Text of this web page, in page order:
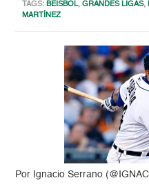
TAGS:BEISBOL,GRANDES LIGAS,
MARTÍNEZ
Por Ignacio Serrano